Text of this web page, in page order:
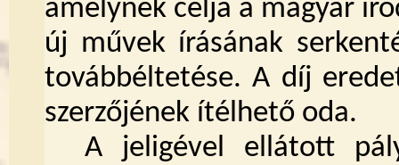
amelynek célja a magyar
új művek írásának
továbbéltetése. A díj
szerzőjének ítélhető oda.
A jeligével ellátott